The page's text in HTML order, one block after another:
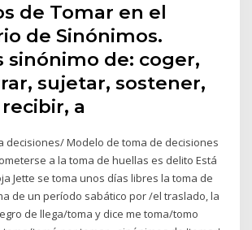
de Tomar en el
de Sinónimos.
sinónimo de: coger,
sujetar, sostener,
a
decisiones/ Modelo de toma de decisiones
a la toma de huellas es delito Está
Jette se toma unos días libres la toma de
de un período sabático por /el traslado, la
de llega/toma y dice me toma/tomo